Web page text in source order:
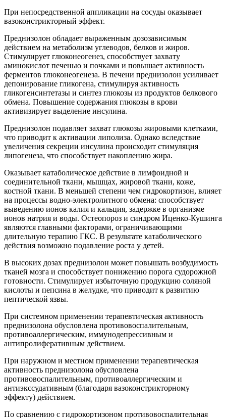
При непосредственной аппликации на сосуды оказывает
вазоконстрикторный эффект.
Преднизолон обладает выраженным дозозависимым
действием на метаболизм углеводов, белков и жиров.
Стимулирует глюконеогенез, способствует захвату
аминокислот печенью и почками и повышает активность
ферментов глюконеогенеза. В печени преднизолон усиливает
депонирование гликогена, стимулируя активность
гликогенсинтетазы и синтез глюкозы из продуктов белкового
обмена. Повышение содержания глюкозы в крови
активизирует выделение инсулина.
Преднизолон подавляет захват глюкозы жировыми клетками,
что приводит к активации липолиза. Однако вследствие
увеличения секреции инсулина происходит стимуляция
липогенеза, что способствует накоплению жира.
Оказывает катаболическое действие в лимфоидной и
соединительной ткани, мышцах, жировой ткани, коже,
костной ткани. В меньшей степени чем гидрокортизон, влияет
на процессы водно-электролитного обмена: способствует
выведению ионов калия и кальция, задержке в организме
ионов натрия и воды. Остеопороз и синдром Иценко-Кушинга
являются главными факторами, ограничивающими
длительную терапию ГКС. В результате катаболического
действия возможно подавление роста у детей.
В высоких дозах преднизолон может повышать возбудимость
тканей мозга и способствует понижению порога судорожной
готовности. Стимулирует избыточную продукцию соляной
кислоты и пепсина в желудке, что приводит к развитию
пептической язвы.
При системном применении терапевтическая активность
преднизолона обусловлена противовоспалительным,
противоаллергическим, иммунодепрессивным и
антипролиферативным действием.
При наружном и местном применении терапевтическая
активность преднизолона обусловлена
противовоспалительным, противоаллергическим и
антиэкссудативным (благодаря вазоконстрикторному
эффекту) действием.
По сравнению с гидрокортизоном противовоспалительная